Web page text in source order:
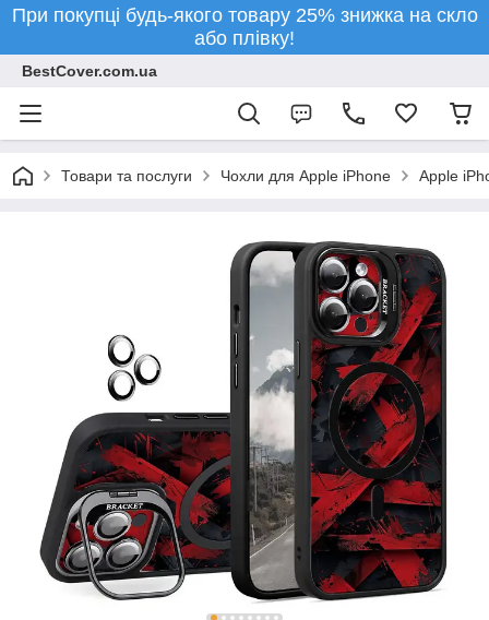
При покупці будь-якого товару 25% знижка на скло
або плівку!
BestCover.com.ua
Товари та послуги Чохли для Apple iPhone Apple